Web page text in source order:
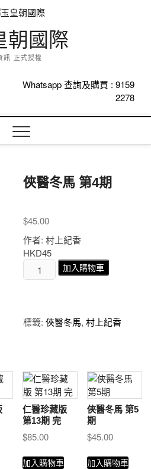
朝國際
訊 正式授權
Whatsapp 查詢及購買 : 9159
2278
俠醫冬馬 第4期
$45.00
作者: 村上紀香
HKD45
醫
第
4
量
加入購物車
標籤:俠醫冬馬,村上紀香
仁醫珍藏版
第13期 完
$85.00
加入購物車
俠醫冬馬 第5
期
$45.00
加入購物車